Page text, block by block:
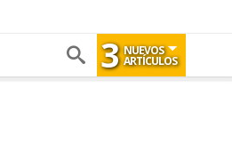
3 NUEVOS
ARTÍCULOS